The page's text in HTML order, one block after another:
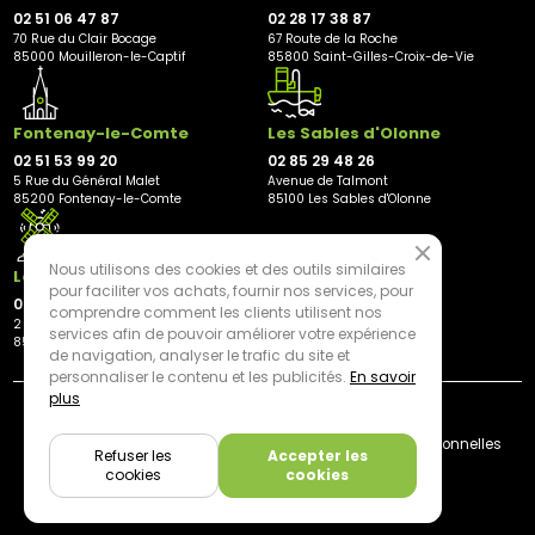
02 51 06 47 87
70 Rue du Clair Bocage
85000 Mouilleron-le-Captif
02 28 17 38 87
67 Route de la Roche
85800 Saint-Gilles-Croix-de-Vie
Fontenay-le-Comte
02 51 53 99 20
5 Rue du Général Malet
85200 Fontenay-le-Comte
Les Sables d'Olonne
02 85 29 48 26
Avenue de Talmont
85100 Les Sables d'Olonne
Les Herbiers
02 21 81 23 11
2 rue des Peupliers
85500 Les Herbiers
Livraison
Plan du site Mentions légales
Données personnelles
Cookies
Nous utilisons des cookies et des outils similaires
pour faciliter vos achats, fournir nos services, pour
comprendre comment les clients utilisent nos
services afin de pouvoir améliorer votre expérience
de navigation, analyser le trafic du site et
personnaliser le contenu et les publicités. En savoir
plus
Accepter les
cookies
Refuser les
cookies